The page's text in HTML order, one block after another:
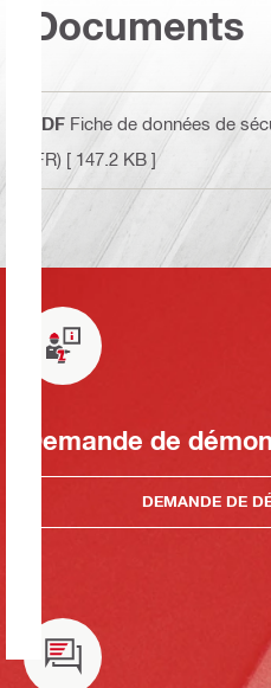
Documents
PDF Fiche de données de
(FR) [ 147.2 KB ]
Demande de
DEMANDE DE